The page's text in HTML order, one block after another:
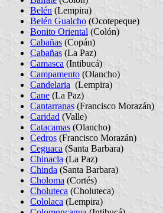
Belén (Lempira)
Belén Gualcho (Ocotepeque)
Bonito Oriental (Colón)
Cabañas (Copán)
Cabañas (La Paz)
Camasca (Intibucá)
Campamento (Olancho)
Candelaria (Lempira)
Cane (La Paz)
Cantarranas (Francisco Morazán)
Caridad (Valle)
Catacamas (Olancho)
Cedros (Francisco Morazán)
Ceguaca (Santa Barbara)
Chinacla (La Paz)
Chinda (Santa Barbara)
Choloma (Cortés)
Choluteca (Choluteca)
Cololaca (Lempira)